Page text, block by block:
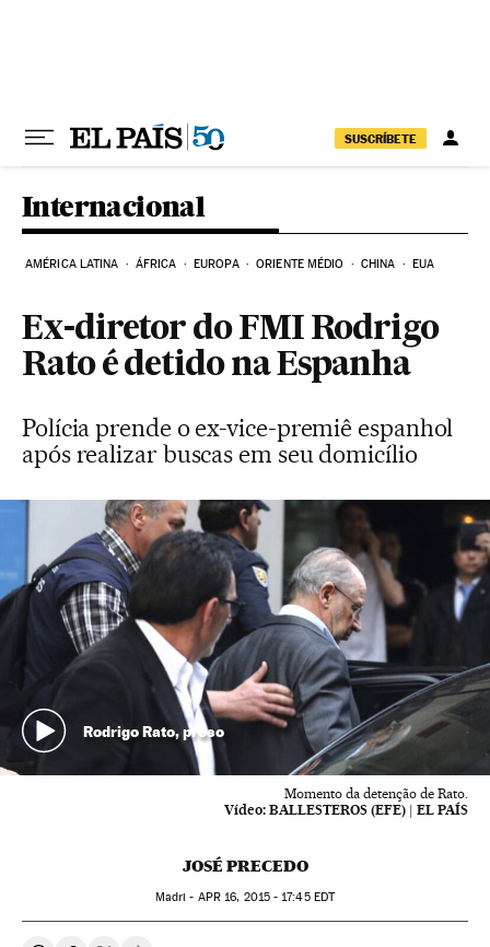
SUSCRÍBETE
Internacional
AMÉRICA LATINA ÁFRICA EUROPA ORIENTE MÉDIO CHINA EUA
Ex-diretor do FMI Rodrigo
Rato é detido na Espanha
Polícia prende o ex-vice-premiê espanhol
após realizar buscas em seu domicílio
Rodrigo Rato, preso
Momento da detenção de Rato.
Vídeo: BALLESTEROS (EFE) | EL PAÍS
JOSÉ PRECEDO
Madri - APR 16, 2015 - 17:45EDT